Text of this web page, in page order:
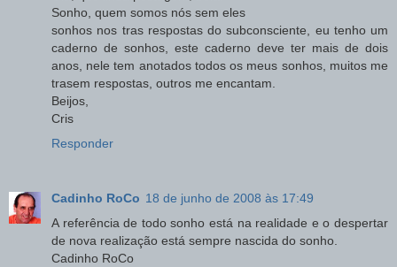
Sonho, quem somos nós sem eles
sonhos nos tras respostas do subconsciente, eu tenho um
caderno de sonhos, este caderno deve ter mais de dois
anos, nele tem anotados todos os meus sonhos, muitos me
trasem respostas, outros me encantam.
Beijos,
Cris
Responder
Cadinho RoCo 18 de junho de 2008 às 17:49
A referência de todo sonho está na realidade e o despertar
de nova realização está sempre nascida do sonho.
Cadinho RoCo